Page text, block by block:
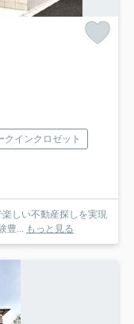
クインクロゼット
楽しい不動産探しを実現
豊... もっと見る